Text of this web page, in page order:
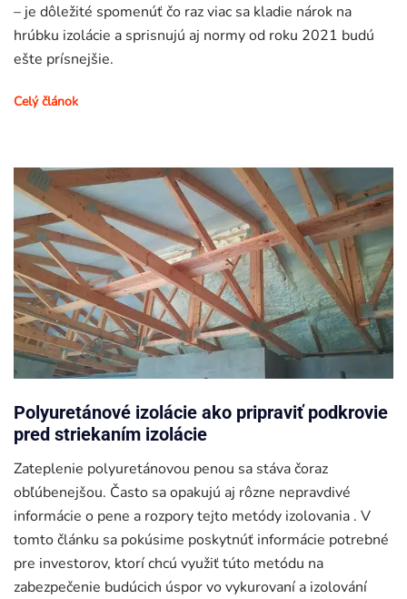
– je dôležité spomenúť čo raz viac sa kladie nárok na
hrúbku izolácie a sprisnujú aj normy od roku 2021 budú
ešte prísnejšie.
Celý článok
Polyuretánové izolácie ako pripraviť podkrovie
pred striekaním izolácie
Zateplenie polyuretánovou penou sa stáva čoraz
obľúbenejšou. Často sa opakujú aj rôzne nepravdivé
informácie o pene a rozpory tejto metódy izolovania . V
tomto článku sa pokúsime poskytnúť informácie potrebné
pre investorov, ktorí chcú využiť túto metódu na
zabezpečenie budúcich úspor vo vykurovaní a izolování